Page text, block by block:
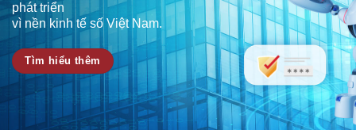
phát triển
vì nền kinh tế số Việt Nam.
Tìm hiểu thêm